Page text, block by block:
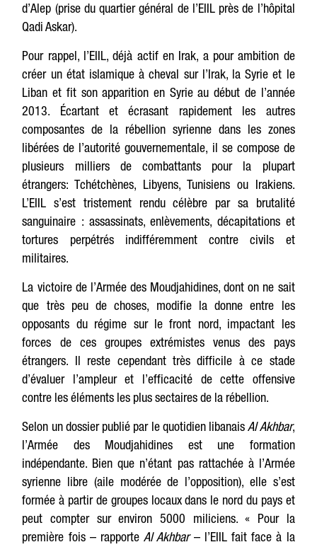
d’Alep (prise du quartier général de l’EIIL près de l’hôpital
Qadi Askar).
Pour rappel, l’EIIL, déjà actif en Irak, a pour ambition de
créer un état islamique à cheval sur l’Irak, la Syrie et le
Liban et fit son apparition en Syrie au début de l’année
2013. Écartant et écrasant rapidement les autres
composantes de la rébellion syrienne dans les zones
libérées de l’autorité gouvernementale, il se compose de
plusieurs milliers de combattants pour la plupart
étrangers: Tchétchènes, Libyens, Tunisiens ou Irakiens.
L’EIIL s’est tristement rendu célèbre par sa brutalité
sanguinaire : assassinats, enlèvements, décapitations et
tortures perpétrés indifféremment contre civils et
militaires.
La victoire de l’Armée des Moudjahidines, dont on ne sait
que très peu de choses, modifie la donne entre les
opposants du régime sur le front nord, impactant les
forces de ces groupes extrémistes venus des pays
étrangers. Il reste cependant très difficile à ce stade
d’évaluer l’ampleur et l’efficacité de cette offensive
contre les éléments les plus sectaires de la rébellion.
Selon un dossier publié par le quotidien libanaisAl Akhbar,
l’Armée des Moudjahidines est une formation
indépendante. Bien que n’étant pas rattachée à l’Armée
syrienne libre (aile modérée de l’opposition), elle s’est
formée à partir de groupes locaux dans le nord du pays et
peut compter sur environ 5000 miliciens. « Pour la
première fois – rapporteAl Akhbar– l’EIIL fait face à la